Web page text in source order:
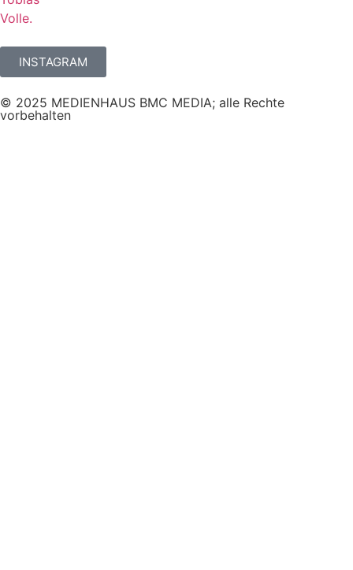
INSTAGRAM
© 2025 MEDIENHAUS BMC MEDIA; alle Rechte
vorbehalten